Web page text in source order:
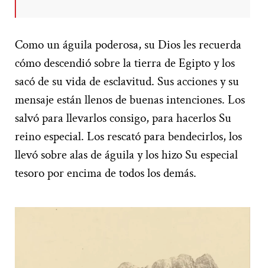
Como un águila poderosa, su Dios les recuerda
cómo descendió sobre la tierra de Egipto y los
sacó de su vida de esclavitud. Sus acciones y su
mensaje están llenos de buenas intenciones. Los
salvó para llevarlos consigo, para hacerlos Su
reino especial. Los rescató para bendecirlos, los
llevó sobre alas de águila y los hizo Su especial
tesoro por encima de todos los demás.